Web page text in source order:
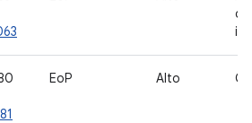
EoP Alto